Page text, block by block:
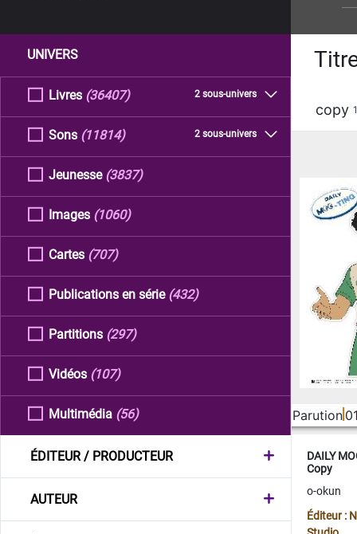
UNIVERS
Livres 2 sous-univers
(36407)
Sons 2 sous-univers
(11814)
Jeunesse (3837)
Images (1060)
Cartes (707)
Publications en série (432)
Partitions (297)
Vidéos (107)
Multimédia (56)
ÉDITEUR / PRODUCTEUR
AUTEUR
copy
Parution
DAILY
Copy
o-okun
Éditeur :